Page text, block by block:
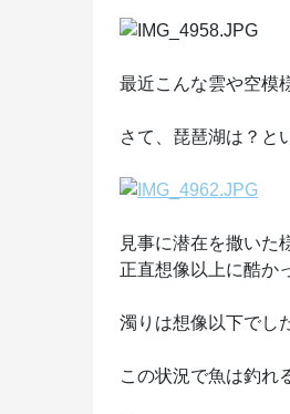
最近こんな雲や空模
さて、琵琶湖は？と
見事に潜在を撒いた
正直想像以上に酷か
濁りは想像以下でし
この状況で魚は釣れ